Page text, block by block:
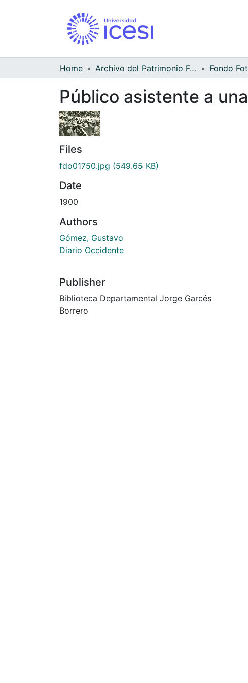
Home Archivo del Patrimonio Fotográfico y Fílmico del Valle del Cauca
Público asistente a
Files
fdo01750.jpg (549.65 KB)
Date
1900
Authors
Gómez, Gustavo
Diario Occidente
Publisher
Biblioteca Departamental Jorge Garcés
Borrero